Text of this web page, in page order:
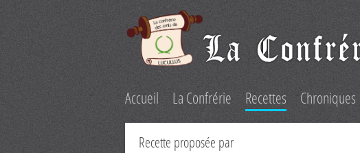
Accueil La Confrérie Recettes Chroniques
Recette proposée par